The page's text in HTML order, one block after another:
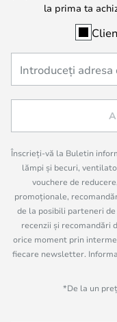
la prima ta
Înscrieți-vă la Buletin
lămpi și becuri,
vouchere de
promoționale,
de la posibili parteneri
recenzii și recomandări
orice moment prin
fiecare newsletter.
*De la un